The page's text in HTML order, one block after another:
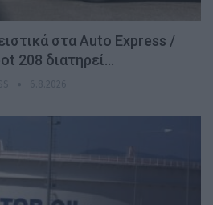
στα Auto Express /
208 διατηρεί…